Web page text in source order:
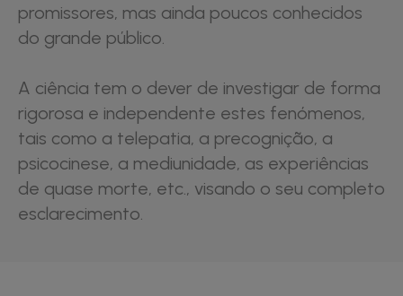
promissores, mas ainda poucos conhecidos
do grande público.
A ciência tem o dever de investigar de forma
rigorosa e independente estes fenómenos,
tais como a telepatia, a precognição, a
psicocinese, a mediunidade, as experiências
de quase morte, etc., visando o seu completo
esclarecimento.